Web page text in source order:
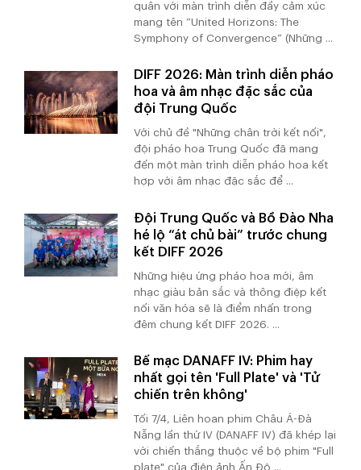
quân với màn trình diễn đầy cảm xúc
mang tên “United Horizons: The
Symphony of Convergence” (Những ...
DIFF 2026: Màn trình diễn pháo
hoa và âm nhạc đặc sắc của
đội Trung Quốc
Với chủ đề "Những chân trời kết nối",
đội pháo hoa Trung Quốc đã mang
đến một màn trình diễn pháo hoa kết
hợp với âm nhạc đặc sắc để ...
Đội Trung Quốc và Bồ Đào Nha
hé lộ “át chủ bài” trước chung
kết DIFF 2026
Những hiệu ứng pháo hoa mới, âm
nhạc giàu bản sắc và thông điệp kết
nối văn hóa sẽ là điểm nhấn trong
đêm chung kết DIFF 2026. ...
Bế mạc DANAFF IV: Phim hay
nhất gọi tên 'Full Plate' và 'Tử
chiến trên không'
Tối 7/4, Liên hoan phim Châu Á-Đà
Nẵng lần thứ IV (DANAFF IV) đã khép lại
với chiến thắng thuộc về bộ phim "Full
plate" của điện ảnh Ấn Độ ...